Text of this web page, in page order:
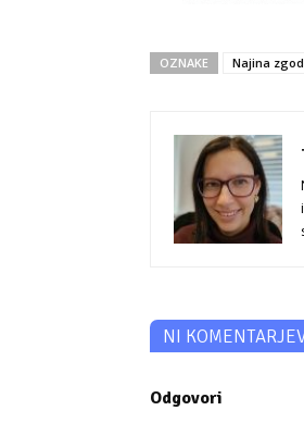
OZNAKE Najina
NI
Odgovori